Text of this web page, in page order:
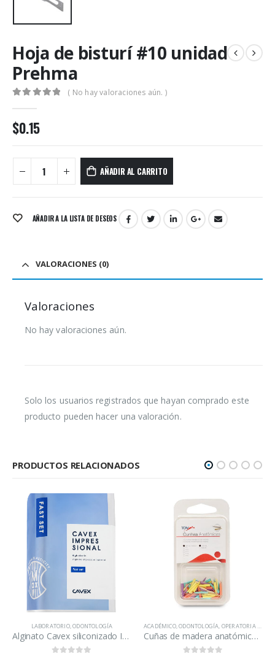
Hoja de bisturí #10 unidad
Prehma
( No hay valoraciones aún. )
$0.15
AÑADIR AL CARRITO
AÑADIR A LA LISTA DE DESEOS
VALORACIONES (0)
Valoraciones
No hay valoraciones aún.
Solo los usuarios registrados que hayan comprado este
producto pueden hacer una valoración.
PRODUCTOS RELACIONADOS
LABORATORIO,ODONTOLOGÍA
Alginato Cavex siliconizado Impressional en gelificación normal y rapido
ACADÉMICO,ODONTOLOGÍA, OPERATORIA DENTAL
Cuñas de madera anatómicas surtidas marca TDV caja 100 unidades